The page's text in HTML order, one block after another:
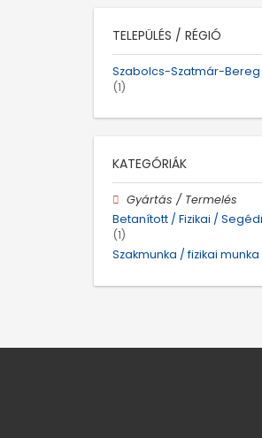
TELEPÜLÉS / RÉGIÓ
Szabolcs-Szatmár-
(1)
KATEGÓRIÁK
Gyártás / Termelés
Betanított / Fizikai /
(1)
Szakmunka / fizikai munka